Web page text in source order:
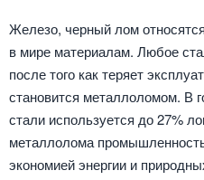
Железо, черный лом
в мире материалам. Любое
после того как теряет
становится металлоломом. В
стали используется до 27%
металлолома
экономией энергии и